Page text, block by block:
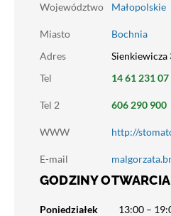
Województwo Małopolskie
Miasto
Bochnia
Adres
Sienkiewicza
Tel
14 61 231 07
Tel 2 606 290 900
WWW http://
E-mail
GODZINY OTWARCIA
Poniedziałek
13:00 –